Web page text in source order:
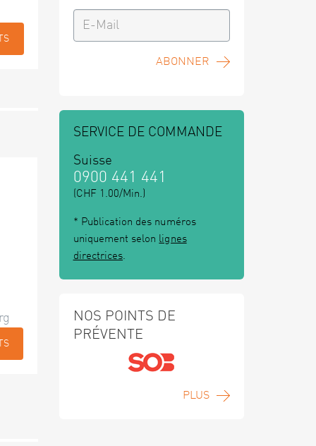
ABONNER
SERVICE DE COMMANDE
Suisse
0900 441 441
(CHF 1.00/Min.)
* Publication des numéros
uniquement selon lignes
directrices.
NOS POINTS DE
PRÉVENTE
PLUS